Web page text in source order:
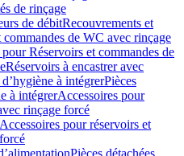
de rinçage
de débitRecouvrements et
commandes de WC avec rinçage
pour Réservoirs et commandes de
Réservoirs à encastrer avec
à intégrerPièces
à intégrerAccessoires pour
rinçage forcé
pour réservoirs et
Pièces détachées